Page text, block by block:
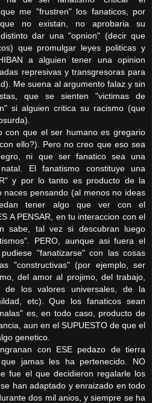
me "frustren" los fanaticos, por
no existan, no aprobaria su
dar una "opnion" (decir que
que promulgar leyes politicas y
a alguien tener una opinion
represivas y transgresoras para
Me suena al argumento falaz y sin
que se sienten "victimas de
si alguien critica su racismo (que
con que el ser humano es gregario
ello?). Pero no creo que eso sea
ni que ser fanatico sea una
El fanatismo constituye una
y por lo tanto es producto de la
naces pensando (al menos no ideas
tener algo que ver con el
A PENSAR, en tu interaccion con el
sabe, tal vez si descubran luego
PERO, aunque asi fuera el
"fanatizarse" con las cosas
"constructivas" (por ejemplo, ser
del amor al projimo, del trabajo,
de los valores universales, de la
etc). Que los fanaticos sean
es, en todo caso, producto de
aun en el SUPUESTO de que el
genetico.
con ESE pedazo de tierra
jamas les ha pertenecido. NO
fue el que decidieron regalarle los
han adaptado y enraizado en todo
dos mil anios, y siempre se ha